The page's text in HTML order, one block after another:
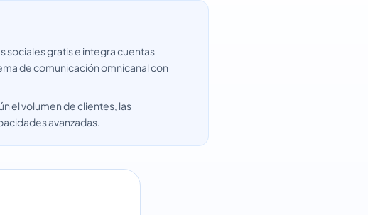
sociales gratis e integra cuentas
de comunicación omnicanal con
el volumen de clientes, las
avanzadas.